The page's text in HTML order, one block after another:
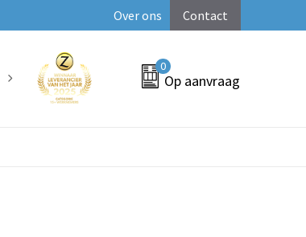
Over ons Contact
0
Op aanvraag